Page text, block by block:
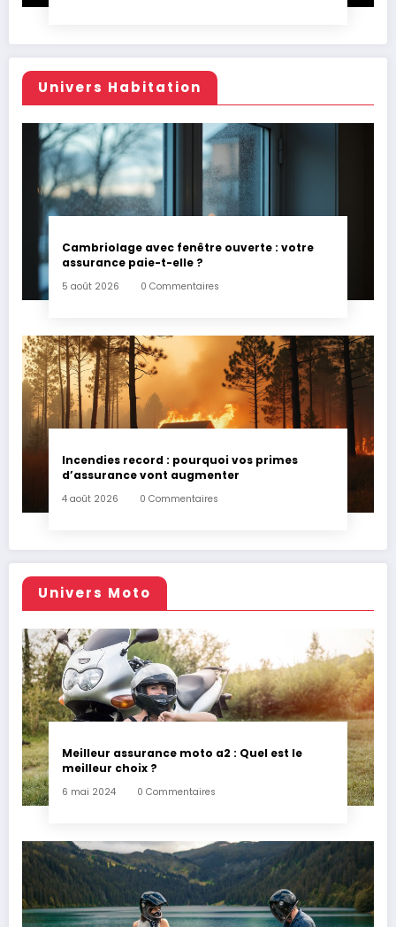
Univers Habitation
Cambriolage avec fenêtre ouverte : votre
assurance paie-t-elle ?
5 août 2026 0 Commentaires
Incendies record : pourquoi vos primes
d’assurance vont augmenter
4 août 2026 0 Commentaires
Univers Moto
Meilleur assurance moto a2 : Quel est le
meilleur choix ?
6 mai 2024 0 Commentaires